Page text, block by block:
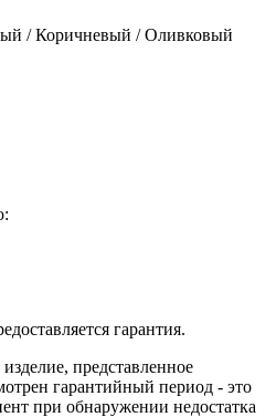
/ Коричневый / Оливковый
гарантия.
представленное
гарантийный период - это
при обнаружении недостатка